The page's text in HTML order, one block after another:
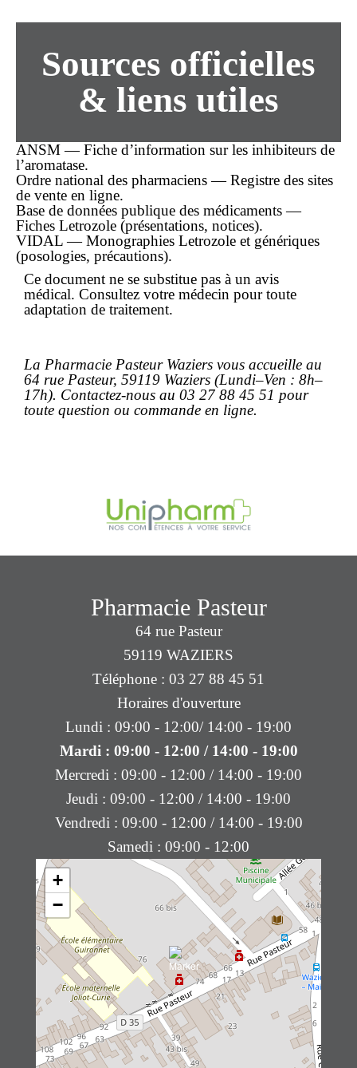
Sources officielles
& liens utiles
ANSM — Fiche d’information sur les inhibiteurs de
l’aromatase.
Ordre national des pharmaciens — Registre des sites
de vente en ligne.
Base de données publique des médicaments —
Fiches Letrozole (présentations, notices).
VIDAL — Monographies Letrozole et génériques
(posologies, précautions).
Ce document ne se substitue pas à un avis
médical. Consultez votre médecin pour toute
adaptation de traitement.
La Pharmacie Pasteur Waziers vous accueille au
64 rue Pasteur, 59119 Waziers (Lundi–Ven : 8h–
17h). Contactez-nous au 03 27 88 45 51 pour
toute question ou commande en ligne.
+
−
Pharmacie Pasteur
64 rue Pasteur
59119 WAZIERS
Téléphone : 03 27 88 45 51
Horaires d'ouverture
Lundi : 09:00 - 12:00/ 14:00 - 19:00
Mardi : 09:00 - 12:00 / 14:00 - 19:00
Mercredi : 09:00 - 12:00 / 14:00 - 19:00
Jeudi : 09:00 - 12:00 / 14:00 - 19:00
Vendredi : 09:00 - 12:00 / 14:00 - 19:00
Samedi : 09:00 - 12:00